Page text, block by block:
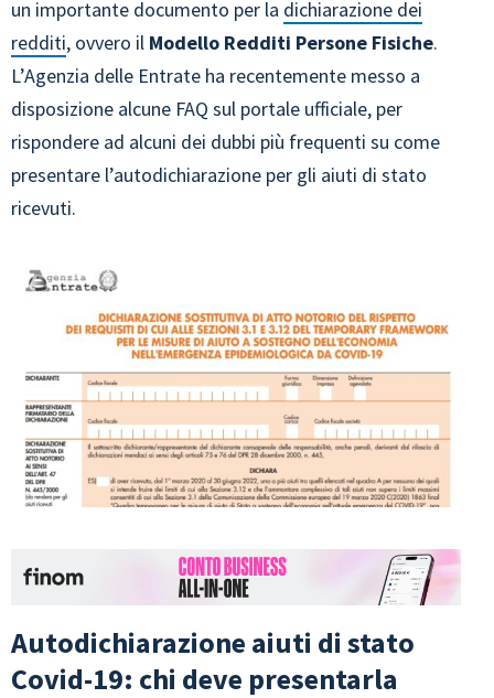
un importante documento per la dichiarazione dei
redditi, ovvero il Modello Redditi Persone Fisiche.
L’Agenzia delle Entrate ha recentemente messo a
disposizione alcune FAQ sul portale ufficiale, per
rispondere ad alcuni dei dubbi più frequenti su come
presentare l’autodichiarazione per gli aiuti di stato
ricevuti.
Autodichiarazione aiuti di stato
Covid-19: chi deve presentarla